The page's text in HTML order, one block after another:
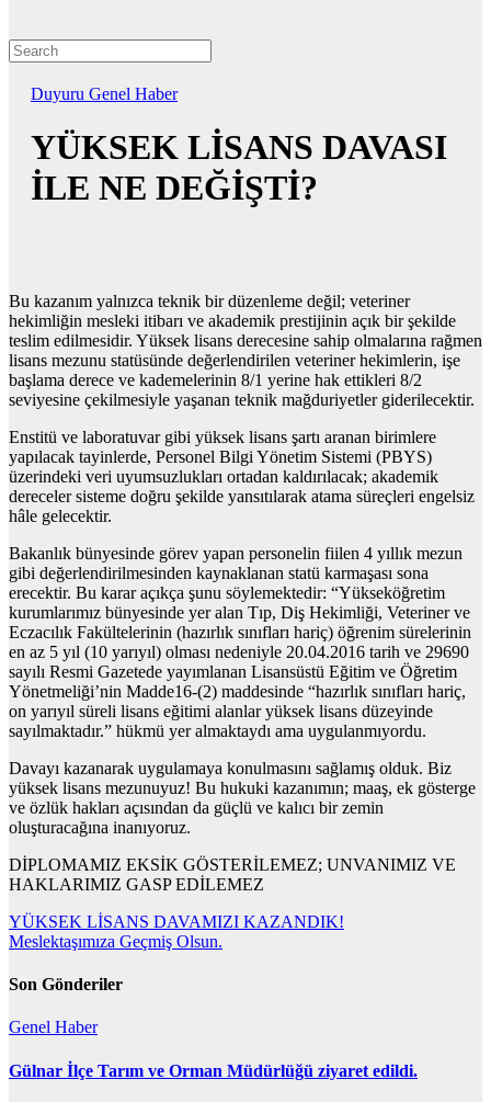
Duyuru Genel Haber
YÜKSEK LİSANS DAVASI
İLE NE DEĞİŞTİ?
Bu kazanım yalnızca teknik bir düzenleme değil; veteriner
hekimliğin mesleki itibarı ve akademik prestijinin açık bir şekilde
teslim edilmesidir. Yüksek lisans derecesine sahip olmalarına rağmen
lisans mezunu statüsünde değerlendirilen veteriner hekimlerin, işe
başlama derece ve kademelerinin 8/1 yerine hak ettikleri 8/2
seviyesine çekilmesiyle yaşanan teknik mağduriyetler giderilecektir.
Enstitü ve laboratuvar gibi yüksek lisans şartı aranan birimlere
yapılacak tayinlerde, Personel Bilgi Yönetim Sistemi (PBYS)
üzerindeki veri uyumsuzlukları ortadan kaldırılacak; akademik
dereceler sisteme doğru şekilde yansıtılarak atama süreçleri engelsiz
hâle gelecektir.
Bakanlık bünyesinde görev yapan personelin fiilen 4 yıllık mezun
gibi değerlendirilmesinden kaynaklanan statü karmaşası sona
erecektir. Bu karar açıkça şunu söylemektedir: “Yükseköğretim
kurumlarımız bünyesinde yer alan Tıp, Diş Hekimliği, Veteriner ve
Eczacılık Fakültelerinin (hazırlık sınıfları hariç) öğrenim sürelerinin
en az 5 yıl (10 yarıyıl) olması nedeniyle 20.04.2016 tarih ve 29690
sayılı Resmi Gazetede yayımlanan Lisansüstü Eğitim ve Öğretim
Yönetmeliği’nin Madde16-(2) maddesinde “hazırlık sınıfları hariç,
on yarıyıl süreli lisans eğitimi alanlar yüksek lisans düzeyinde
sayılmaktadır.” hükmü yer almaktaydı ama uygulanmıyordu.
Davayı kazanarak uygulamaya konulmasını sağlamış olduk. Biz
yüksek lisans mezunuyuz! Bu hukuki kazanımın; maaş, ek gösterge
ve özlük hakları açısından da güçlü ve kalıcı bir zemin
oluşturacağına inanıyoruz.
DİPLOMAMIZ EKSİK GÖSTERİLEMEZ; UNVANIMIZ VE
HAKLARIMIZ GASP EDİLEMEZ
Yazı
gezinmesi
YÜKSEK LİSANS DAVAMIZI KAZANDIK!
Meslektaşımıza Geçmiş Olsun.
Son Gönderiler
Genel Haber
Gülnar İlçe Tarım ve Orman Müdürlüğü ziyaret edildi.